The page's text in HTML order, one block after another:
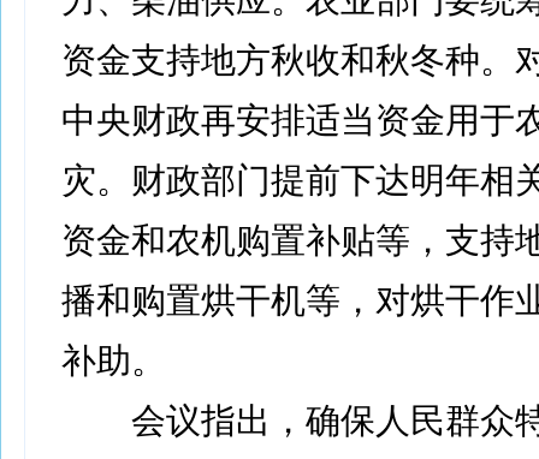
资金支持地方秋收和秋冬种。
中央财政再安排适当资金用于
灾。财政部门提前下达明年相
资金和农机购置补贴等，支持
播和购置烘干机等，对烘干作
补助。
会议指出，确保人民群众